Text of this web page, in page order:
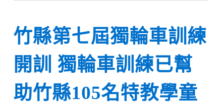
竹縣第七屆獨輪車訓練
開訓 獨輪車訓練已幫
助竹縣105名特教學童